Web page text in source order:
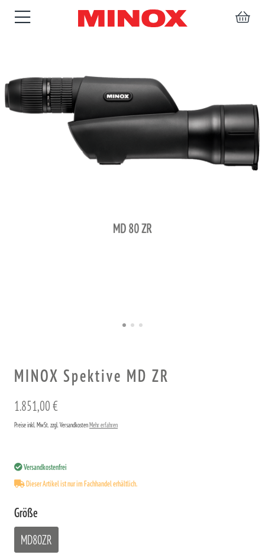
ZIELFERNROHREFERNGLÄSER SPEKTIVE ZUBEHÖR
MINOX Spektive MD ZR
1.851,00 €
Preise inkl. MwSt. zzgl. VersandkostenMehr erfahren
Versandkostenfrei
Dieser Artikel ist nur im Fachhandel erhältlich.
Größe
MD80ZR